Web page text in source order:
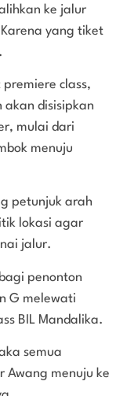
ke jalur
yang tiket
class,
akan disisipkan
mulai dari
menuju
petunjuk arah
lokasi agar
jalur.
penonton
G melewati
BIL Mandalika.
semua
Awang menuju ke